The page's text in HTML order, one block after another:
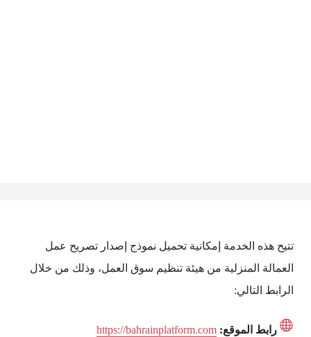
تتيح هذه الخدمة إمكانية تحميل نموذج إصدار تصريح عمل
العمالة المنزلية من هيئة تنظيم سوق العمل، وذلك من خلال
الرابط التالي:
رابط الموقع: https://bahrainplatform.com